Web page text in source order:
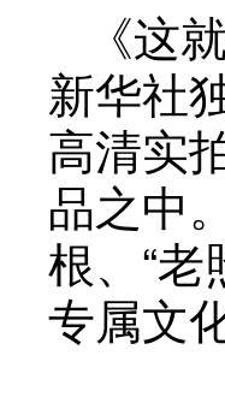
《这
新华社
高清实
品之中
根、“
专属文